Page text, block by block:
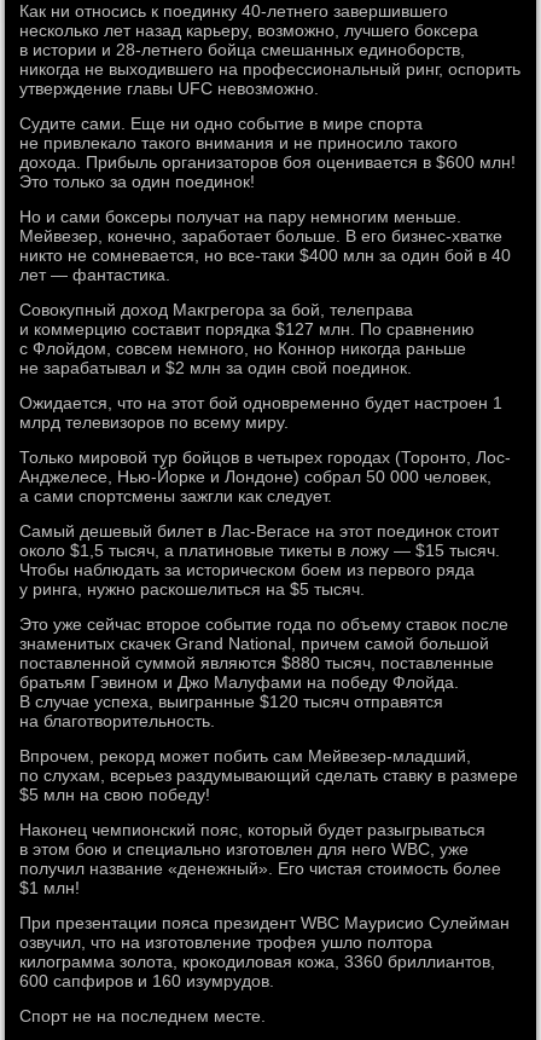
Как ни относись к поединку 40-летнего завершившего
несколько лет назад карьеру, возможно, лучшего боксера
в истории и 28-летнего бойца смешанных единоборств,
никогда не выходившего на профессиональный ринг, оспорить
утверждение главы UFC невозможно.
Судите сами. Еще ни одно событие в мире спорта
не привлекало такого внимания и не приносило такого
дохода. Прибыль организаторов боя оценивается в $600 млн!
Это только за один поединок!
Но и сами боксеры получат на пару немногим меньше.
Мейвезер, конечно, заработает больше. В его бизнес-хватке
никто не сомневается, но все-таки $400 млн за один бой в 40
лет — фантастика.
Совокупный доход Макгрегора за бой, телеправа
и коммерцию составит порядка $127 млн. По сравнению
с Флойдом, совсем немного, но Коннор никогда раньше
не зарабатывал и $2 млн за один свой поединок.
Ожидается, что на этот бой одновременно будет настроен 1
млрд телевизоров по всему миру.
Только мировой тур бойцов в четырех городах (Торонто, Лос-
Анджелесе, Нью-Йорке и Лондоне) собрал 50 000 человек,
а сами спортсмены зажгли как следует.
Самый дешевый билет в Лас-Вегасе на этот поединок стоит
около $1,5 тысяч, а платиновые тикеты в ложу — $15 тысяч.
Чтобы наблюдать за историческом боем из первого ряда
у ринга, нужно раскошелиться на $5 тысяч.
Это уже сейчас второе событие года по объему ставок после
знаменитых скачек Grand National, причем самой большой
поставленной суммой являются $880 тысяч, поставленные
братьям Гэвином и Джо Малуфами на победу Флойда.
В случае успеха, выигранные $120 тысяч отправятся
на благотворительность.
Впрочем, рекорд может побить сам Мейвезер-младший,
по слухам, всерьез раздумывающий сделать ставку в размере
$5 млн на свою победу!
Наконец чемпионский пояс, который будет разыгрываться
в этом бою и специально изготовлен для него WBC, уже
получил название «денежный». Его чистая стоимость более
$1 млн!
При презентации пояса президент WBC Маурисио Сулейман
озвучил, что на изготовление трофея ушло полтора
килограмма золота, крокодиловая кожа, 3360 бриллиантов,
600 сапфиров и 160 изумрудов.
Спорт не на последнем месте.